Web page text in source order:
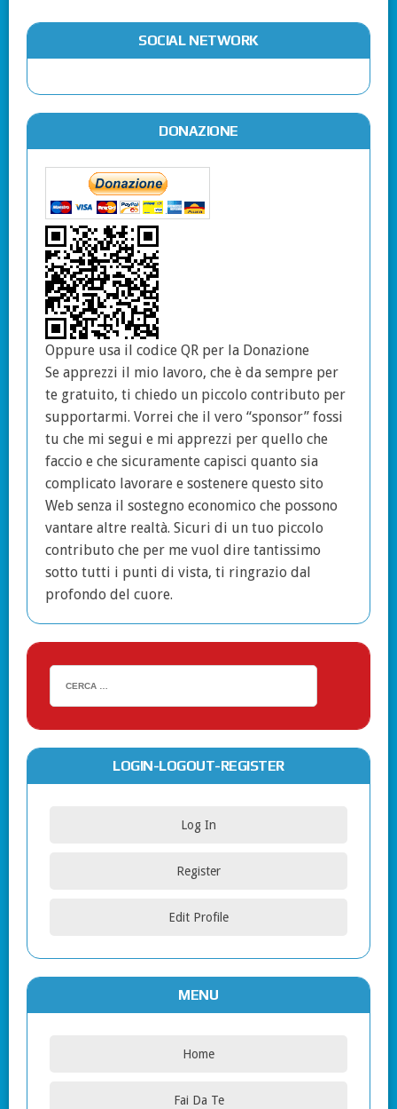
SOCIAL NETWORK
DONAZIONE
Oppure usa il codice QR per la Donazione
Se apprezzi il mio lavoro, che è da sempre per
te gratuito, ti chiedo un piccolo contributo per
supportarmi. Vorrei che il vero “sponsor” fossi
tu che mi segui e mi apprezzi per quello che
faccio e che sicuramente capisci quanto sia
complicato lavorare e sostenere questo sito
Web senza il sostegno economico che possono
vantare altre realtà. Sicuri di un tuo piccolo
contributo che per me vuol dire tantissimo
sotto tutti i punti di vista, ti ringrazio dal
profondo del cuore.
LOGIN-LOGOUT-REGISTER
Log In
Register
Edit Profile
MENU
Home
Fai Da Te